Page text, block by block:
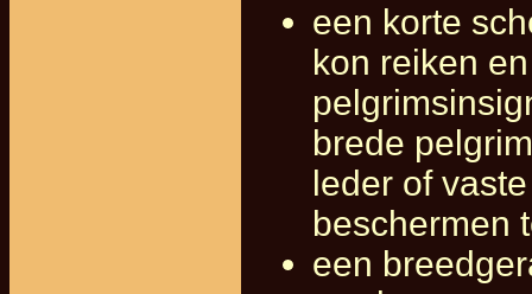
een korte
kon reiken
brede
leder of
beschermen
een